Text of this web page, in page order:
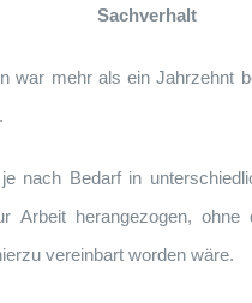
Sachverhalt
war mehr als ein Jahrzehnt
nach Bedarf in
Arbeit herangezogen,
vereinbart worden wäre.